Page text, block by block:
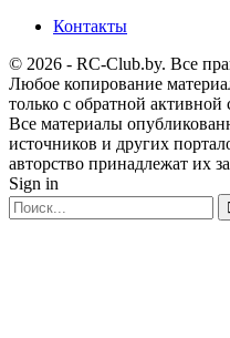
Контакты
© 2026 - RC-Club.by. Все
Любое копирование
только с обратной активной
Все материалы
источников и других
авторство принадлежат их
Sign in